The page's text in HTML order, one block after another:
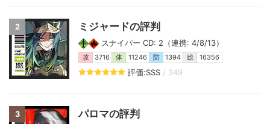
2 ミジャードの評判
スナイパー CD: 2（連携: 4/8/13）
攻 3716 体 11246 防 1394 総 16356
評価:SSS / 349
3 パロマの評判